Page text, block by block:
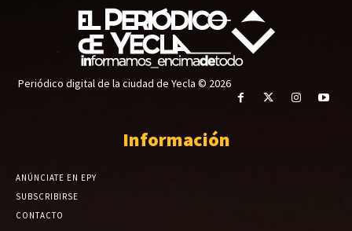
Periódico digital de la ciudad de Yecla © 2026
Información
ANÚNCIATE EN EPY
SUBSCRIBIRSE
CONTACTO